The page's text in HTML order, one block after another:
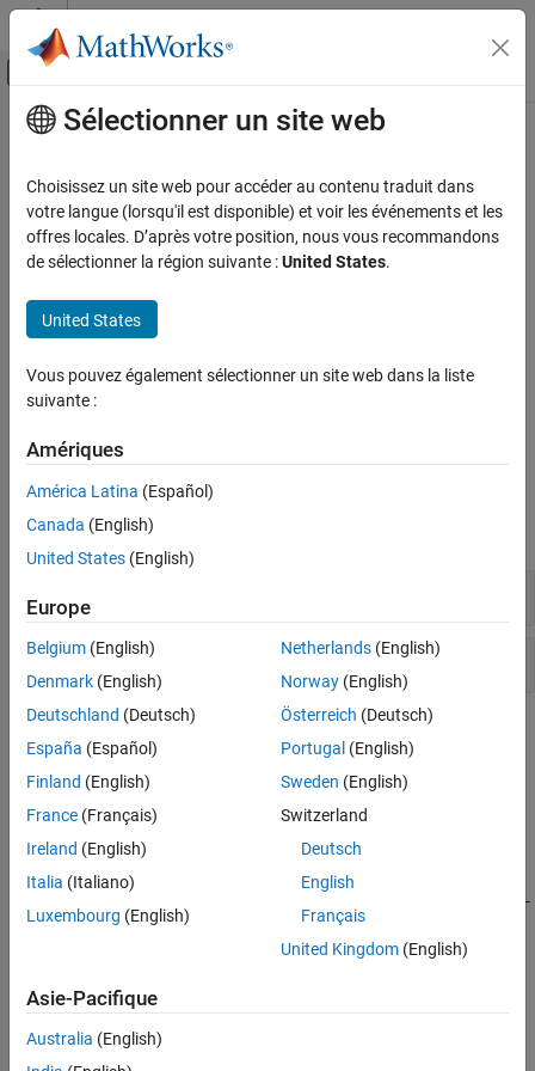
Passer au contenu
Activer/désactiver l'affichage du menu
Accueil de la documentation
Wavelet Toolbox
Bancs de filtres
Bancs de filtres orthogonaux et
biorthogonaux
Contenu principal
La traduction de cette page n'est pas à jour. Cliquez ici pour voir la
Lifting
et polynômes de Laurent
Le lifting en ondelettes permet de concevoir progressivement des
spécifiques. Pour plus d’informations et un exemple de lifting en
ondelettes, veuillez consulter
Fonctions
développer tout
Transformées polynomiales locales
Rubriques
Lifting
applique la transformée en ondelettes discrète.
Lifting Method for Constructing Wavelets
Learn about constructing wavelets that do not depend on Fourier-
based methods.
This example shows to smooth and denoise nonuniformly
sampled data using the multiscale local polynomial transform
(MLPT).
Sélectionner un site web
Choisissez un site web pour accéder au contenu traduit dans
votre langue (lorsqu'il est disponible) et voir les événements et les
offres locales. D’après votre position, nous vous recommandons
de sélectionner la région suivante :United States.
United States
Vous pouvez également sélectionner un site web dans la liste
suivante :
Amériques
América Latina (Español)
Canada (English)
United States (English)
Europe
Belgium (English)
Denmark (English)
Deutschland (Deutsch)
España (Español)
Finland (English)
France (Français)
Ireland (English)
Italia (Italiano)
Luxembourg (English)
Netherlands(English)
Norway(English)
Österreich (Deutsch)
Portugal (English)
Sweden (English)
Switzerland
Deutsch
English
Français
United Kingdom(English)
Asie-Pacifique
Australia (English)